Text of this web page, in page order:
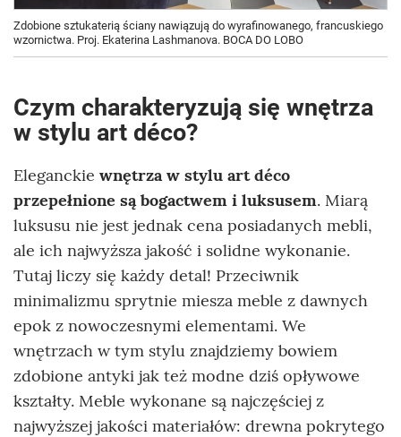
Zdobione sztukaterią ściany nawiązują do wyrafinowanego, francuskiego
wzornictwa. Proj. Ekaterina Lashmanova. BOCA DO LOBO
Czym charakteryzują się wnętrza
w stylu art déco?
Eleganckie wnętrza w stylu art déco
przepełnione są bogactwem i luksusem. Miarą
luksusu nie jest jednak cena posiadanych mebli,
ale ich najwyższa jakość i solidne wykonanie.
Tutaj liczy się każdy detal! Przeciwnik
minimalizmu sprytnie miesza meble z dawnych
epok z nowoczesnymi elementami. We
wnętrzach w tym stylu znajdziemy bowiem
zdobione antyki jak też modne dziś opływowe
kształty. Meble wykonane są najczęściej z
najwyższej jakości materiałów: drewna pokrytego